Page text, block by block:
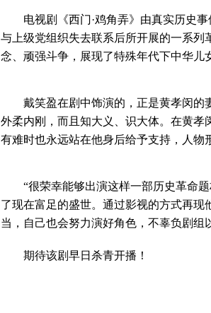
电视剧《西门·鸡角弄》由真实历史事
与上级党组织失去联系后所开展的一系
念、顽强斗争，展现了特殊年代下中华儿
戴笑盈在剧中饰演的，正是黄孝闵的妻
外柔内刚，而且知大义、识大体。在黄
有难时也永远站在他身后给予支持，人物
“很荣幸能够出演这样一部历史革命题
了现在富足的盛世。通过影视的方式再
当，自己也会努力演好角色，不辜负剧组
期待该剧早日杀青开播！